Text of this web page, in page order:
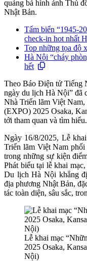
quảng bá hình ảnh Thủ
Nhật Bản.
Tấm biển “1945-
check-in hot nhất
Top những tọa độ
Hà Nội “cháy
hết
Theo Báo Điện tử Tiếng
ngày du lịch Hà Nội” đã
Nhà Triển lãm Việt
(EXPO) 2025 Osaka,
tới tham quan và tìm hiểu.
Ngày 16/8/2025, Lễ
Triển lãm Việt Nam
trong những sự kiện
Phát biểu tại lễ khai
Du lịch Hà Nội khẳng
địa phương Nhật Bản,
tác toàn diện, sâu sắc,
Lễ khai mạc
2025 Osaka,
Nội)